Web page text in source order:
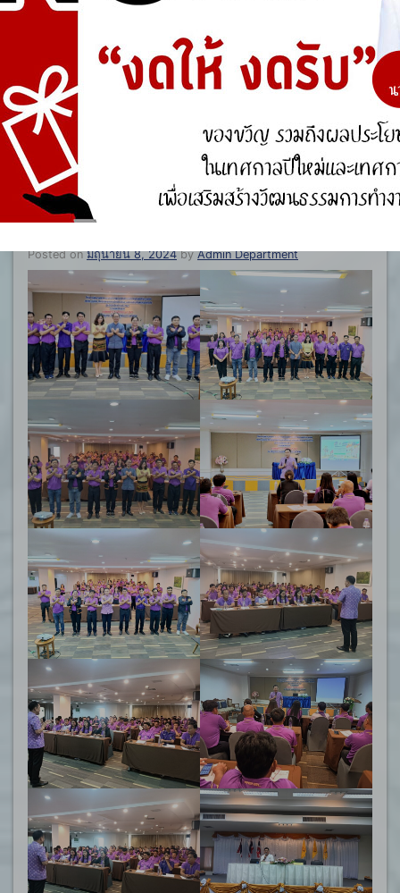
โครงการพัฒนาบุคลากรและการ
ศึกษาดูงานนอกสถานที่เกี่ยวกับการ
ป้องกันการทุจริตของคณะผู้บริหาร
สมาชิกสภาองค์การบริหารส่วนตำบล
พนักงานส่วนตำบล และพนักงานจ้าง
ประจำปีงบประมาณ พ.ศ.2567
ระหว่างวันที่ 5 – 7 มิถุนายน 2567 ณ
จังหวัดนครพนม
Posted onมิถุนายน 8, 2024byAdmin Department